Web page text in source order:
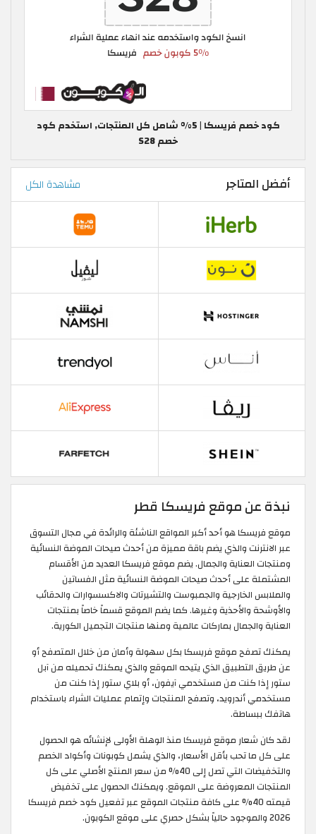
كود خصم فريسكا | 5% شامل كل المنتجات, استخدم كود
خصم S28
أفضل المتاجر مشاهدة الكل
نبذة عن موقع فريسكا قطر
موقع فريسكا هو أحد أكبر المواقع الناشئة والرائدة في مجال التسوق
عبر الانترنت والذي يضم باقة مميزة من أحدث صيحات الموضة النسائية
ومنتجات العناية والجمال. يضم موقع فريسكا العديد من الأقسام
المشتملة على أحدث صيحات الموضة النسائية مثل الفساتين
والملابس الخارجية والجمبوست والتشيرتات والاكسسوارات والحقائب
والأوشحة والأحذية وغيرها. كما يضم الموقع قسماً خاصاً بمنتجات
العناية والجمال بماركات عالمية ومنها منتجات التجميل الكورية.
يمكنك تصفح موقع فريسكا بكل سهولة وأمان من خلال المتصفح أو
عن طريق التطبيق الذي يتيحه الموقع والذي يمكنك تحميله من آبل
ستور إذا كنت من مستخدمي آيفون، أو بلاي ستور إذا كنت من
مستخدمي أندرويد، وتصفح المنتجات وإتمام عمليات الشراء باستخدام
هاتفك ببساطة.
لقد كان شعار موقع فريسكا منذ الوهلة الأولى لإنشائه هو الحصول
على كل ما تحب بأقل الأسعار، والذي يشمل كوبونات وأكواد الخصم
والتخفيضات التي تصل إلى 40% من سعر المنتج الأصلي على كل
المنتجات المعروضة على الموقع. ويمكنك الحصول على تخفيض
قيمته 40% على كافة منتجات الموقع عبر تفعيل كود خصم فريسكا
2026 والموجود حالياً بشكل حصري على موقع الكوبون.